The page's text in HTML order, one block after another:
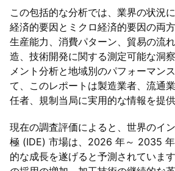
この包括的な分析では、業界の状況
経済的要因とミクロ経済的要因の両
生産能力、消費パターン、貿易の流
造、技術開発に関する測定可能な洞
メント分析と地域別のパフォーマン
て、このレポートは製造業者、流通
任者、規制当局に実用的な情報を提供
現在の調査評価によると、世界のイ
極 (IDE) 市場は、2026 年～ 2035
的な成長を遂げると予測されていま